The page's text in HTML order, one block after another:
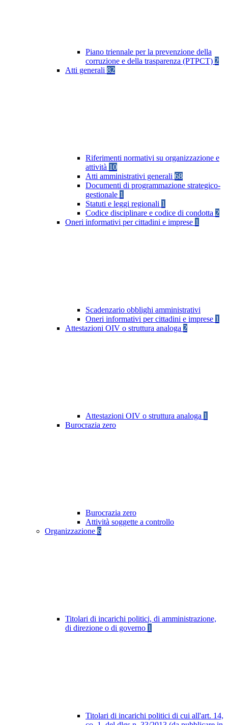
Piano triennale per la prevenzione della
corruzione e della trasparenza (PTPCT) 2
Atti generali 82
Riferimenti normativi su organizzazione e
attività 10
Atti amministrativi generali 68
Documenti di programmazione strategico-
gestionale 1
Statuti e leggi regionali 1
Codice disciplinare e codice di condotta 2
Oneri informativi per cittadini e imprese 1
Scadenzario obblighi amministrativi
Oneri informativi per cittadini e imprese 1
Attestazioni OIV o struttura analoga 2
Attestazioni OIV o struttura analoga 1
Burocrazia zero
Burocrazia zero
Attività soggette a controllo
Organizzazione 6
Titolari di incarichi politici, di amministrazione,
di direzione o di governo 1
Titolari di incarichi politici di cui all'art. 14,